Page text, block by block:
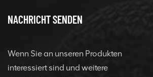
NACHRICHT SENDEN
Wenn Sie an unseren Produkten
interessiert sind und weitere